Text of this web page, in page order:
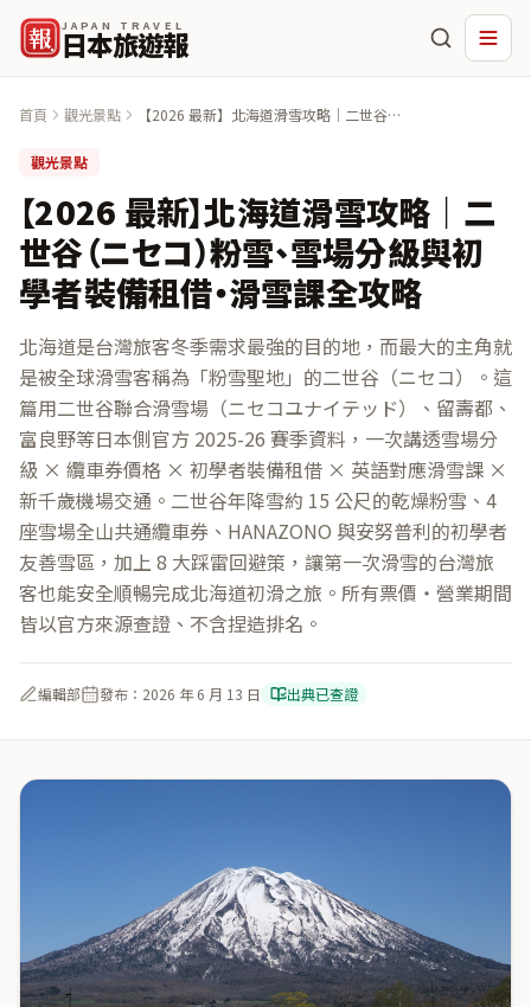
報 JAPAN TRAVEL
日本旅遊報
首頁 觀光景點
【2026 最新】北海道滑雪攻略｜二世谷
觀光景點
【2026 最新】北海道滑雪攻略｜二
世谷（ニセコ）粉雪、雪場分級與初
學者裝備租借・滑雪課全攻略
北海道是台灣旅客冬季需求最強的目的地，而最大的主角就
是被全球滑雪客稱為「粉雪聖地」的二世谷（ニセコ）。這
篇用二世谷聯合滑雪場（ニセコユナイテッド）、留壽都、
富良野等日本側官方 2025-26 賽季資料，一次講透雪場分
級 × 纜車券價格 × 初學者裝備租借 × 英語對應滑雪課 ×
新千歲機場交通。二世谷年降雪約 15 公尺的乾燥粉雪、4
座雪場全山共通纜車券、HANAZONO 與安努普利的初學者
友善雪區，加上 8 大踩雷回避策，讓第一次滑雪的台灣旅
客也能安全順暢完成北海道初滑之旅。所有票價・營業期間
皆以官方來源查證、不含捏造排名。
編輯部 發布： 2026 年 6 月 13 日 出典已查證